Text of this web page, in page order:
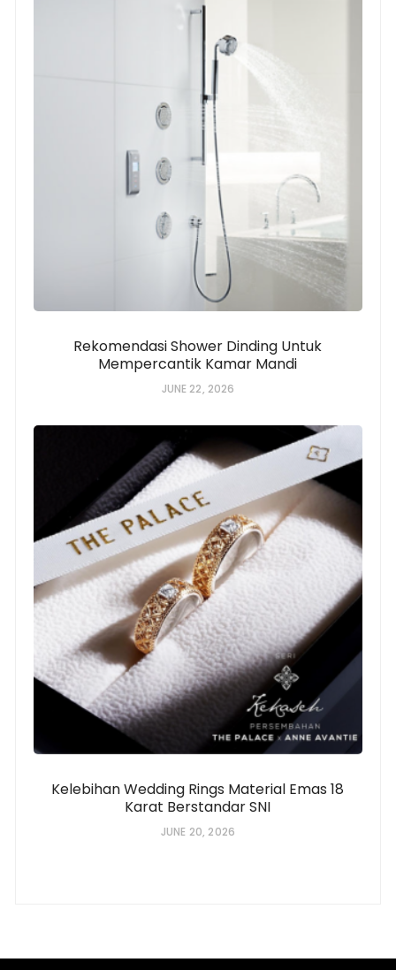
Rekomendasi Shower Dinding Untuk
Mempercantik Kamar Mandi
JUNE 22, 2026
Kelebihan Wedding Rings Material Emas 18
Karat Berstandar SNI
JUNE 20, 2026